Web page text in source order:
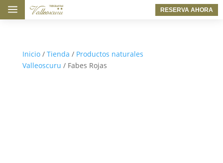
a RESERVA AHORA
Inicio/ Tienda / Productos naturales
Valleoscuru / Fabes Rojas